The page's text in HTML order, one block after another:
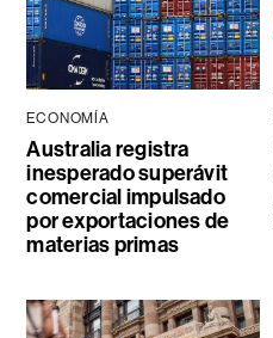
ECONOMÍA
Australia registra
inesperado superávit
comercial impulsado
por exportaciones de
materias primas